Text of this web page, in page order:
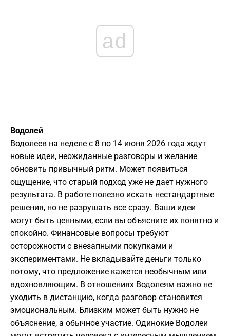
ad
Водолей
Водолеев на неделе с 8 по 14 июня 2026 года ждут
новые идеи, неожиданные разговоры и желание
обновить привычный ритм. Может появиться
ощущение, что старый подход уже не дает нужного
результата. В работе полезно искать нестандартные
решения, но не разрушать все сразу. Ваши идеи
могут быть ценными, если вы объясните их понятно и
спокойно. Финансовые вопросы требуют
осторожности с внезапными покупками и
экспериментами. Не вкладывайте деньги только
потому, что предложение кажется необычным или
вдохновляющим. В отношениях Водолеям важно не
уходить в дистанцию, когда разговор становится
эмоциональным. Близким может быть нужно не
объяснение, а обычное участие. Одинокие Водолеи